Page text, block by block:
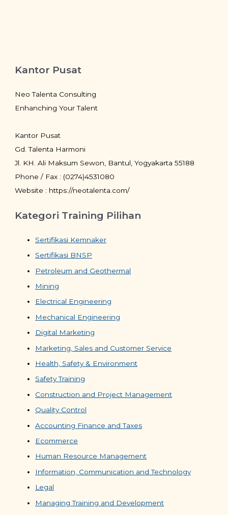
Kantor Pusat
Neo Talenta Consulting
Enhanching Your Talent
Kantor Pusat
Gd. Talenta Harmoni
Jl. KH. Ali Maksum Sewon, Bantul, Yogyakarta 55188
Phone / Fax : (0274)4531080
Website : https://neotalenta.com/
Kategori Training Pilihan
Sertifikasi Kemnaker
Sertifikasi BNSP
Petroleum and Geothermal
Mining
Electrical Engineering
Mechanical Engineering
Digital Marketing
Marketing, Sales and Customer Service
Health, Safety & Environment
Safety Training
Construction and Project Management
Quality Control
Accounting Finance and Taxes
Ecommerce
Human Resource Management
Information, Communication and Technology
Legal
Managing Training and Development